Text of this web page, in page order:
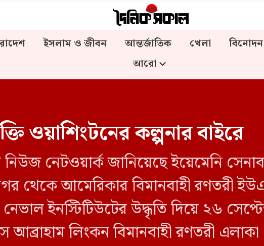
ইসলাম ও জীবন আন্তর্জাতিক খেলা বিনোদন
আরো
ওয়াশিংটনের কল্পনার বাইরে
নেটওয়ার্ক জানিয়েছে ইয়েমেনি
থেকে আমেরিকার বিমানবাহী রণতরী
ইনস্টিটিউটের উদ্ধৃতি দিয়ে ২৬
লিংকন বিমানবাহী রণতরী